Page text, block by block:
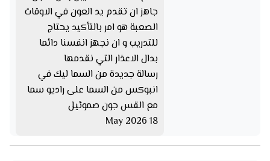
جاهز ان تقدم يد العون في الاوقات
الصعبة هو امر بالتأكيد يحتاج
للتدريب و ان نجهز انفسنا دائما
بدال الاعذار التي نقدمها
رسالة جديدة من السما ليك في
انبوكس من السما على راديو سما
مع القس جون صموئيل
18 May 2026